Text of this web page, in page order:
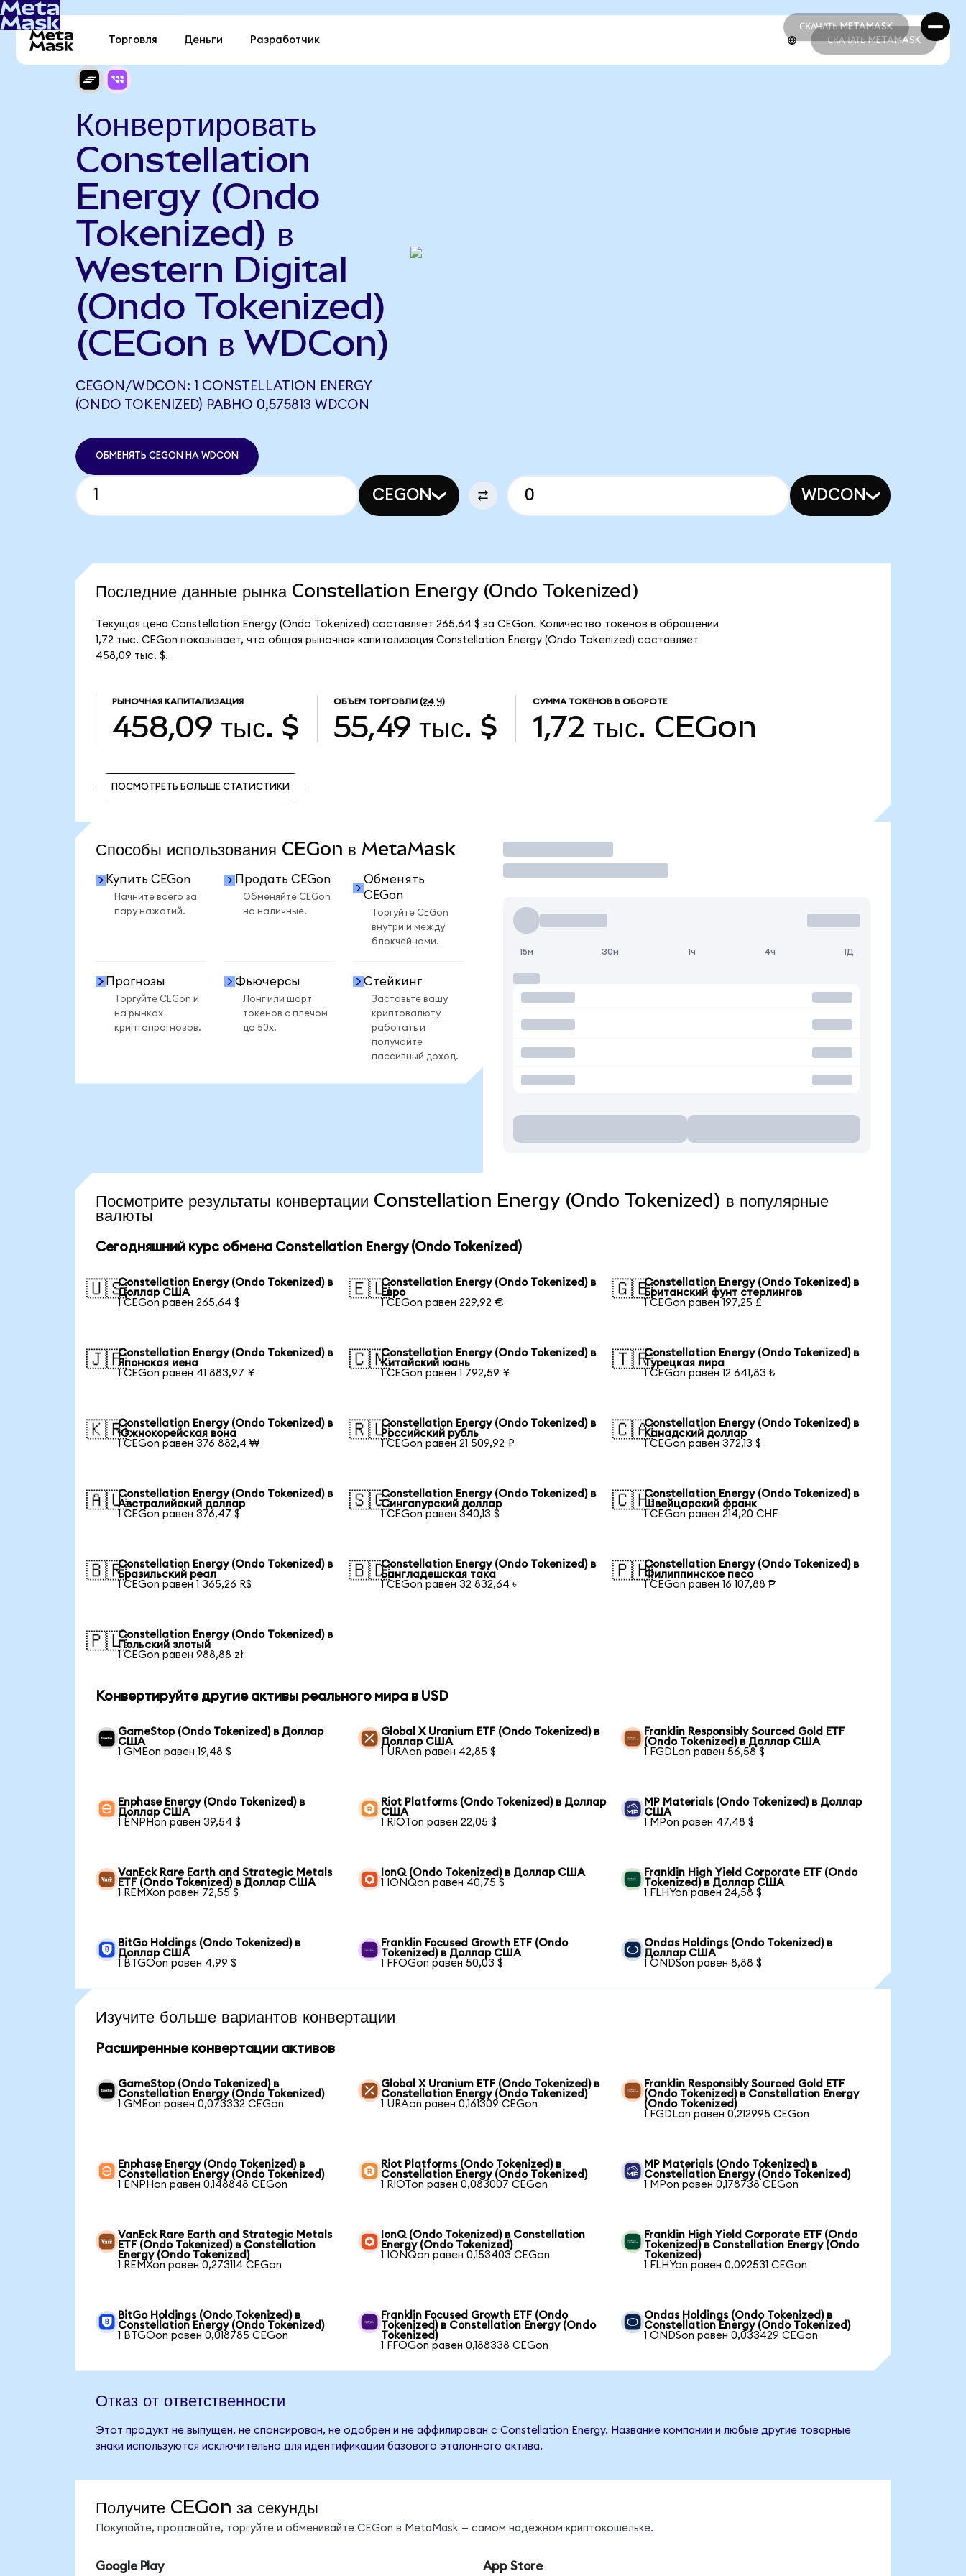
СКАЧАТЬ METAMASK
СКАЧАТЬ METAMASK
Торговля Деньги Разработчик СКАЧАТЬ METAMASK
Конвертировать
Constellation
Energy (Ondo
Tokenized) в
Western Digital
(Ondo Tokenized)
(CEGon в WDCon)
CEGON/WDCON: 1 CONSTELLATION ENERGY
(ONDO TOKENIZED) РАВНО 0,575813 WDCON
ОБМЕНЯТЬ CEGON НА WDCON
CEGON WDCON
Последние данные рынка Constellation Energy (Ondo Tokenized)
Текущая цена Constellation Energy (Ondo Tokenized) составляет 265,64 $ за CEGon. Количество токенов в обращении
1,72 тыс. CEGon показывает, что общая рыночная капитализация Constellation Energy (Ondo Tokenized) составляет
458,09 тыс. $.
РЫНОЧНАЯ КАПИТАЛИЗАЦИЯ
458,09 тыс. $
ОБЪЕМ ТОРГОВЛИ (24 Ч)
55,49 тыс. $
СУММА ТОКЕНОВ В ОБОРОТЕ
1,72 тыс. CEGon
ПОСМОТРЕТЬ БОЛЬШЕ СТАТИСТИКИ
Способы использования CEGon в MetaMask
Купить CEGon
Начните всего за
пару нажатий.
Продать CEGon
Обменяйте CEGon
на наличные.
Обменять
CEGon
Торгуйте CEGon
внутри и между
блокчейнами.
Прогнозы
Торгуйте CEGon и
на рынках
криптопрогнозов.
Фьючерсы
Лонг или шорт
токенов с плечом
до 50x.
Стейкинг
Заставьте вашу
криптовалюту
работать и
получайте
пассивный доход.
Торговать
15м 30м 1ч 4ч 1Д
Посмотрите результаты конвертации Constellation Energy (Ondo Tokenized) в популярные
валюты
Сегодняшний курс обмена Constellation Energy (Ondo Tokenized)
🇺🇸Constellation Energy (Ondo Tokenized) в
Доллар США
1 CEGon равен 265,64 $
🇪🇺Constellation Energy (Ondo Tokenized) в
Евро
1 CEGon равен 229,92 €
🇬🇧Constellation Energy (Ondo Tokenized) в
Британский фунт стерлингов
1 CEGon равен 197,25 £
🇯🇵Constellation Energy (Ondo Tokenized) в
Японская иена
1 CEGon равен 41 883,97 ¥
🇨🇳Constellation Energy (Ondo Tokenized) в
Китайский юань
1 CEGon равен 1 792,59 ¥
🇹🇷Constellation Energy (Ondo Tokenized) в
Турецкая лира
1 CEGon равен 12 641,83 ₺
🇰🇷Constellation Energy (Ondo Tokenized) в
Южнокорейская вона
1 CEGon равен 376 882,4 ₩
🇷🇺Constellation Energy (Ondo Tokenized) в
Российский рубль
1 CEGon равен 21 509,92 ₽
🇨🇦Constellation Energy (Ondo Tokenized) в
Канадский доллар
1 CEGon равен 372,13 $
🇦🇺Constellation Energy (Ondo Tokenized) в
Австралийский доллар
1 CEGon равен 376,47 $
🇸🇬Constellation Energy (Ondo Tokenized) в
Сингапурский доллар
1 CEGon равен 340,13 $
🇨🇭Constellation Energy (Ondo Tokenized) в
Швейцарский франк
1 CEGon равен 214,20 CHF
🇧🇷Constellation Energy (Ondo Tokenized) в
Бразильский реал
1 CEGon равен 1 365,26 R$
🇧🇩Constellation Energy (Ondo Tokenized) в
Бангладешская така
1 CEGon равен 32 832,64 ৳
🇵🇭Constellation Energy (Ondo Tokenized) в
Филиппинское песо
1 CEGon равен 16 107,88 ₱
🇵🇱Constellation Energy (Ondo Tokenized) в
Польский злотый
1 CEGon равен 988,88 zł
Конвертируйте другие активы реального мира в USD
GameStop (Ondo Tokenized) в Доллар
США
1 GMEon равен 19,48 $
Global X Uranium ETF (Ondo Tokenized) в
Доллар США
1 URAon равен 42,85 $
Franklin Responsibly Sourced Gold ETF
(Ondo Tokenized) в Доллар США
1 FGDLon равен 56,58 $
Enphase Energy (Ondo Tokenized) в
Доллар США
1 ENPHon равен 39,54 $
Riot Platforms (Ondo Tokenized) в Доллар
США
1 RIOTon равен 22,05 $
MP Materials (Ondo Tokenized) в Доллар
США
1 MPon равен 47,48 $
VanEck Rare Earth and Strategic Metals
ETF (Ondo Tokenized) в Доллар США
1 REMXon равен 72,55 $
IonQ (Ondo Tokenized) в Доллар США
1 IONQon равен 40,75 $
Franklin High Yield Corporate ETF (Ondo
Tokenized) в Доллар США
1 FLHYon равен 24,58 $
BitGo Holdings (Ondo Tokenized) в
Доллар США
1 BTGOon равен 4,99 $
Franklin Focused Growth ETF (Ondo
Tokenized) в Доллар США
1 FFOGon равен 50,03 $
Ondas Holdings (Ondo Tokenized) в
Доллар США
1 ONDSon равен 8,88 $
Изучите больше вариантов конвертации
Расширенные конвертации активов
GameStop (Ondo Tokenized) в
Constellation Energy (Ondo Tokenized)
1 GMEon равен 0,073332 CEGon
Global X Uranium ETF (Ondo Tokenized) в
Constellation Energy (Ondo Tokenized)
1 URAon равен 0,161309 CEGon
Franklin Responsibly Sourced Gold ETF
(Ondo Tokenized) в Constellation Energy
(Ondo Tokenized)
1 FGDLon равен 0,212995 CEGon
Enphase Energy (Ondo Tokenized) в
Constellation Energy (Ondo Tokenized)
1 ENPHon равен 0,148848 CEGon
Riot Platforms (Ondo Tokenized) в
Constellation Energy (Ondo Tokenized)
1 RIOTon равен 0,083007 CEGon
MP Materials (Ondo Tokenized) в
Constellation Energy (Ondo Tokenized)
1 MPon равен 0,178738 CEGon
VanEck Rare Earth and Strategic Metals
ETF (Ondo Tokenized) в Constellation
Energy (Ondo Tokenized)
1 REMXon равен 0,273114 CEGon
IonQ (Ondo Tokenized) в Constellation
Energy (Ondo Tokenized)
1 IONQon равен 0,153403 CEGon
Franklin High Yield Corporate ETF (Ondo
Tokenized) в Constellation Energy (Ondo
Tokenized)
1 FLHYon равен 0,092531 CEGon
BitGo Holdings (Ondo Tokenized) в
Constellation Energy (Ondo Tokenized)
1 BTGOon равен 0,018785 CEGon
Franklin Focused Growth ETF (Ondo
Tokenized) в Constellation Energy (Ondo
Tokenized)
1 FFOGon равен 0,188338 CEGon
Ondas Holdings (Ondo Tokenized) в
Constellation Energy (Ondo Tokenized)
1 ONDSon равен 0,033429 CEGon
Отказ от ответственности
Этот продукт не выпущен, не спонсирован, не одобрен и не аффилирован с Constellation Energy. Название компании и любые другие товарные
знаки используются исключительно для идентификации базового эталонного актива.
Получите CEGon за секунды
Покупайте, продавайте, торгуйте и обменивайте CEGon в MetaMask — самом надёжном криптокошельке.
Google Play App Store